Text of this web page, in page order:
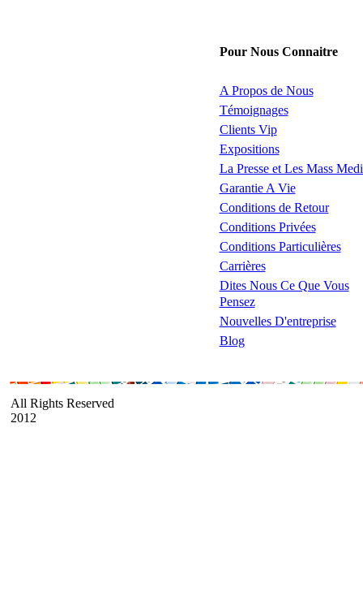
Pour Nous Connaitre
A Propos de Nous
Témoignages
Clients Vip
Expositions
La Presse et Les Mass
Garantie A Vie
Conditions de Retour
Conditions Privées
Conditions Particulières
Carrières
Dites Nous Ce Que Vous
Pensez
Nouvelles D'entreprise
Blog
All Rights Reserved
2012